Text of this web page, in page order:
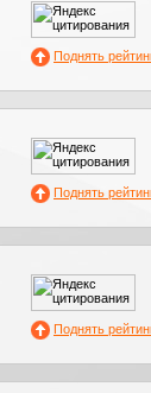
Поднять
Поднять
Поднять